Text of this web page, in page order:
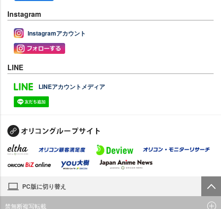
Instagram
Instagramアカウント
LINE
LINEアカウントメディア
PC版に切り替え
禁無断複写転載